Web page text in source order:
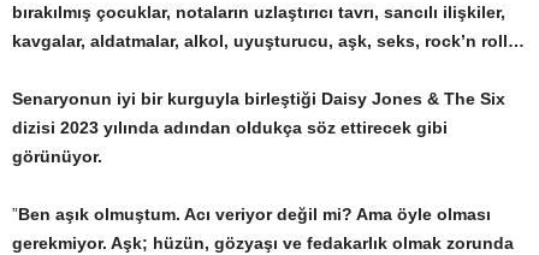
bırakılmış çocuklar, notaların uzlaştırıcı tavrı, sancılı ilişkiler,
kavgalar, aldatmalar, alkol, uyuşturucu, aşk, seks, rock’n roll…
Senaryonun iyi bir kurguyla birleştiği Daisy Jones & The Six
dizisi 2023 yılında adından oldukça söz ettirecek gibi
görünüyor.
”Ben aşık olmuştum. Acı veriyor değil mi? Ama öyle olması
gerekmiyor. Aşk; hüzün, gözyaşı ve fedakarlık olmak zorunda